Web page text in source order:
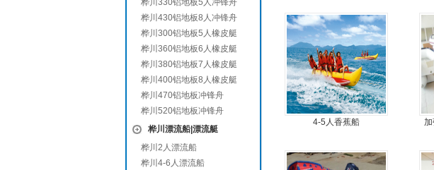
桦川330铝地板5人冲锋舟
桦川430铝地板8人冲锋舟
桦川300铝地板5人橡皮艇
桦川360铝地板6人橡皮艇
桦川380铝地板7人橡皮艇
桦川400铝地板8人橡皮艇
桦川470铝地板冲锋舟
桦川520铝地板冲锋舟
桦川漂流船|漂流艇
桦川2人漂流船
桦川4-6人漂流船
4-5人香蕉船